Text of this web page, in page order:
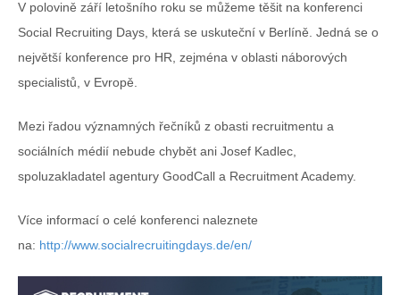
V polovině září letošního roku se můžeme těšit na konferenci
Social Recruiting Days, která se uskuteční v Berlíně. Jedná se o
největší konference pro HR, zejména v oblasti náborových
specialistů, v Evropě.
Mezi řadou významných řečníků z obasti recruitmentu a
sociálních médií nebude chybět ani Josef Kadlec,
spoluzakladatel agentury GoodCall a Recruitment Academy.
Více informací o celé konferenci naleznete
na: http://www.socialrecruitingdays.de/en/